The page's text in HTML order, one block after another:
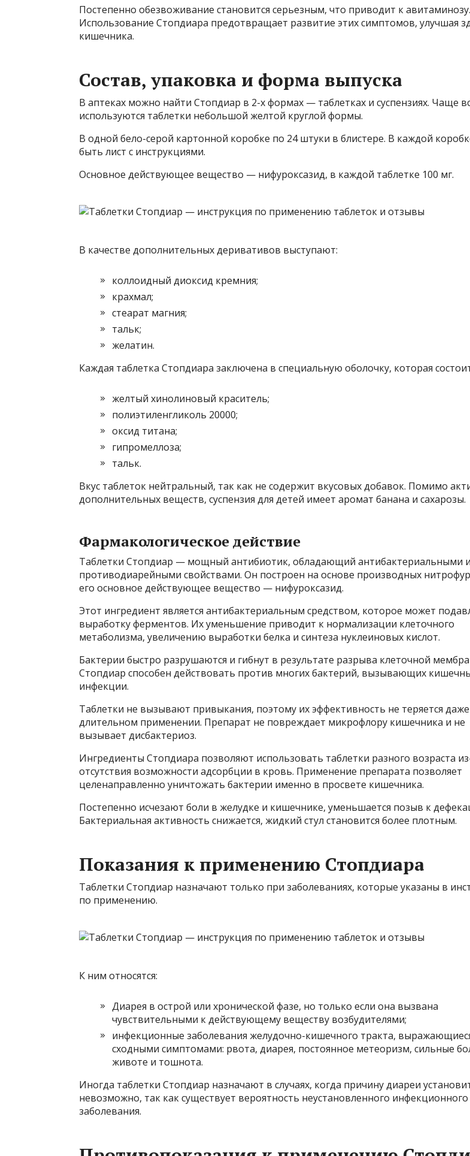
Постепенно обезвоживание становится серьезным, что приводит к авитаминозу.
Использование Стопдиара предотвращает развитие этих симптомов, улучшая
кишечника.
Состав, упаковка и форма выпуска
В аптеках можно найти Стопдиар в 2-х формах — таблетках и суспензиях. Чаще
используются таблетки небольшой желтой круглой формы.
В одной бело-серой картонной коробке по 24 штуки в блистере. В каждой
быть лист с инструкциями.
Основное действующее вещество — нифуроксазид, в каждой таблетке 100 мг.
В качестве дополнительных деривативов выступают:
коллоидный диоксид кремния;
крахмал;
стеарат магния;
тальк;
желатин.
Каждая таблетка Стопдиара заключена в специальную оболочку, которая
желтый хинолиновый краситель;
полиэтиленгликоль 20000;
оксид титана;
гипромеллоза;
тальк.
Вкус таблеток нейтральный, так как не содержит вкусовых добавок. Помимо
дополнительных веществ, суспензия для детей имеет аромат банана и сахарозы.
Фармакологическое действие
Таблетки Стопдиар — мощный антибиотик, обладающий антибактериальными и
противодиарейными свойствами. Он построен на основе производных
его основное действующее вещество — нифуроксазид.
Этот ингредиент является антибактериальным средством, которое может
выработку ферментов. Их уменьшение приводит к нормализации клеточного
метаболизма, увеличению выработки белка и синтеза нуклеиновых кислот.
Бактерии быстро разрушаются и гибнут в результате разрыва клеточной
Стопдиар способен действовать против многих бактерий, вызывающих
инфекции.
Таблетки не вызывают привыкания, поэтому их эффективность не теряется
длительном применении. Препарат не повреждает микрофлору кишечника и не
вызывает дисбактериоз.
Ингредиенты Стопдиара позволяют использовать таблетки разного возраста
отсутствия возможности адсорбции в кровь. Применение препарата позволяет
целенаправленно уничтожать бактерии именно в просвете кишечника.
Постепенно исчезают боли в желудке и кишечнике, уменьшается позыв к
Бактериальная активность снижается, жидкий стул становится более плотным.
Показания к применению Стопдиара
Таблетки Стопдиар назначают только при заболеваниях, которые указаны в
по применению.
К ним относятся:
Диарея в острой или хронической фазе, но только если она вызвана
чувствительными к действующему веществу возбудителями;
инфекционные заболевания желудочно-кишечного тракта,
сходными симптомами: рвота, диарея, постоянное метеоризм, сильные
животе и тошнота.
Иногда таблетки Стопдиар назначают в случаях, когда причину диареи
невозможно, так как существует вероятность неустановленного инфекционного
заболевания.